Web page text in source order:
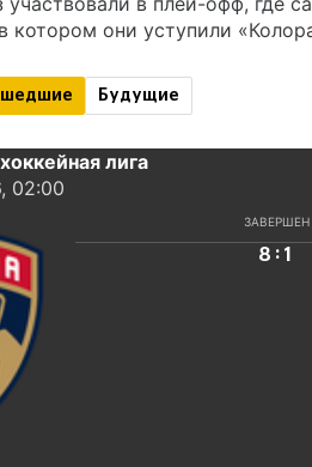
котором они уступили
Будущие
лига
02:00
ЗАВЕРШЕН
8 : 1